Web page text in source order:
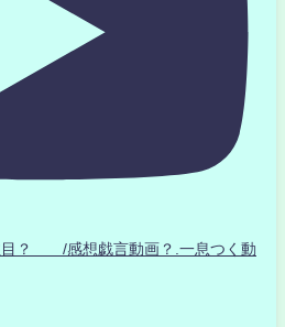
目？ /感想戯言動画？.一息つく動